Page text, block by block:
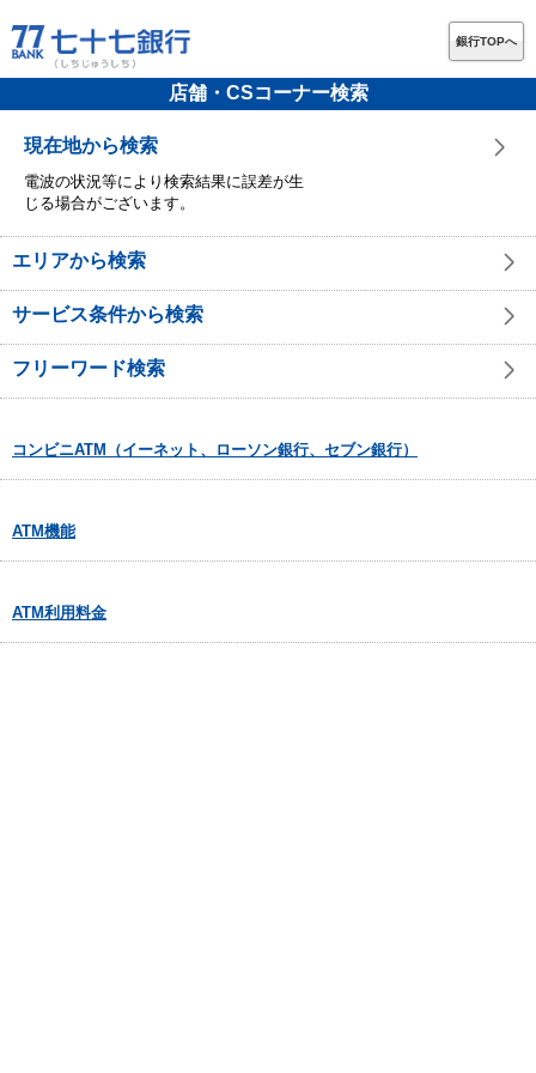
銀行TOPへ
店舗・CSコーナー検索
現在地から検索
電波の状況等により検索結果に誤差が生
じる場合がございます。
エリアから検索
サービス条件から検索
フリーワード検索
コンビニATM（イーネット、ローソン銀行、セブン銀行）
ATM機能
ATM利用料金